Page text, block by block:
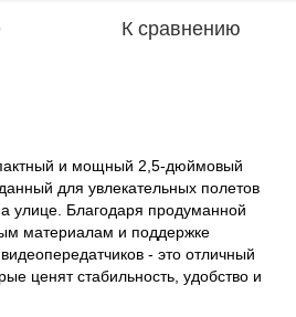
К сравнению
и мощный 2,5-дюймовый
для увлекательных полетов
улице. Благодаря продуманной
материалам и поддержке
- это отличный
ценят стабильность, удобство и